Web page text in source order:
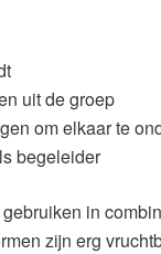
uit de groep
om elkaar te
begeleider
in
zijn erg